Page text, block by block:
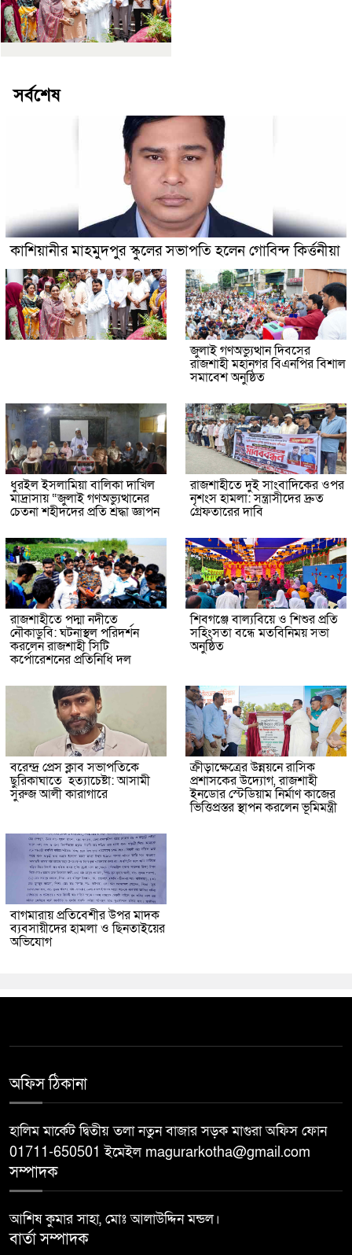
সর্বশেষ
কাশিয়ানীর মাহমুদপুর স্কুলের সভাপতি হলেন গোবিন্দ কির্ত্তনীয়া
জুলাই গণঅভ্যুত্থান দিবসের
রাজশাহী মহানগর বিএনপির বিশাল
সমাবেশ অনুষ্ঠিত
ধুরইল ইসলামিয়া বালিকা দাখিল
মাদ্রাসায় “জুলাই গণঅভ্যুত্থানের
চেতনা শহীদদের প্রতি শ্রদ্ধা জ্ঞাপন
রাজশাহীতে দুই সাংবাদিকের ওপর
নৃশংস হামলা: সন্ত্রাসীদের দ্রুত
গ্রেফতারের দাবি
রাজশাহীতে পদ্মা নদীতে
নৌকাডুবি: ঘটনাস্থল পরিদর্শন
করলেন রাজশাহী সিটি
কর্পোরেশনের প্রতিনিধি দল
শিবগঞ্জে বাল্যবিয়ে ও শিশুর প্রতি
সহিংসতা বন্ধে মতবিনিময় সভা
অনুষ্ঠিত
বরেন্দ্র প্রেস ক্লাব সভাপতিকে
ছুরিকাঘাতে হত্যাচেষ্টা: আসামী
সুরুজ আলী কারাগারে
ক্রীড়াক্ষেত্রের উন্নয়নে রাসিক
প্রশাসকের উদ্যোগ, রাজশাহী
ইনডোর স্টেডিয়াম নির্মাণ কাজের
ভিত্তিপ্রস্তর স্থাপন করলেন ভূমিমন্ত্রী
বাগমারায় প্রতিবেশীর উপর মাদক
ব্যবসায়ীদের হামলা ও ছিনতাইয়ের
অভিযোগ
অফিস ঠিকানা
হালিম মার্কেট দ্বিতীয় তলা নতুন বাজার সড়ক মাগুরা অফিস ফোন
01711-650501 ইমেইল magurarkotha@gmail.com
সম্পাদক
আশিষ কুমার সাহা, মোঃ আলাউদ্দিন মন্ডল।
বার্তা সম্পাদক